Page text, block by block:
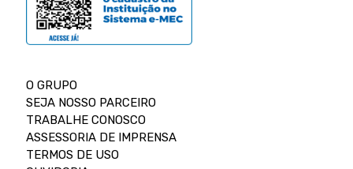
O GRUPO
SEJA NOSSO PARCEIRO
TRABALHE CONOSCO
ASSESSORIA DE IMPRENSA
TERMOS DE USO